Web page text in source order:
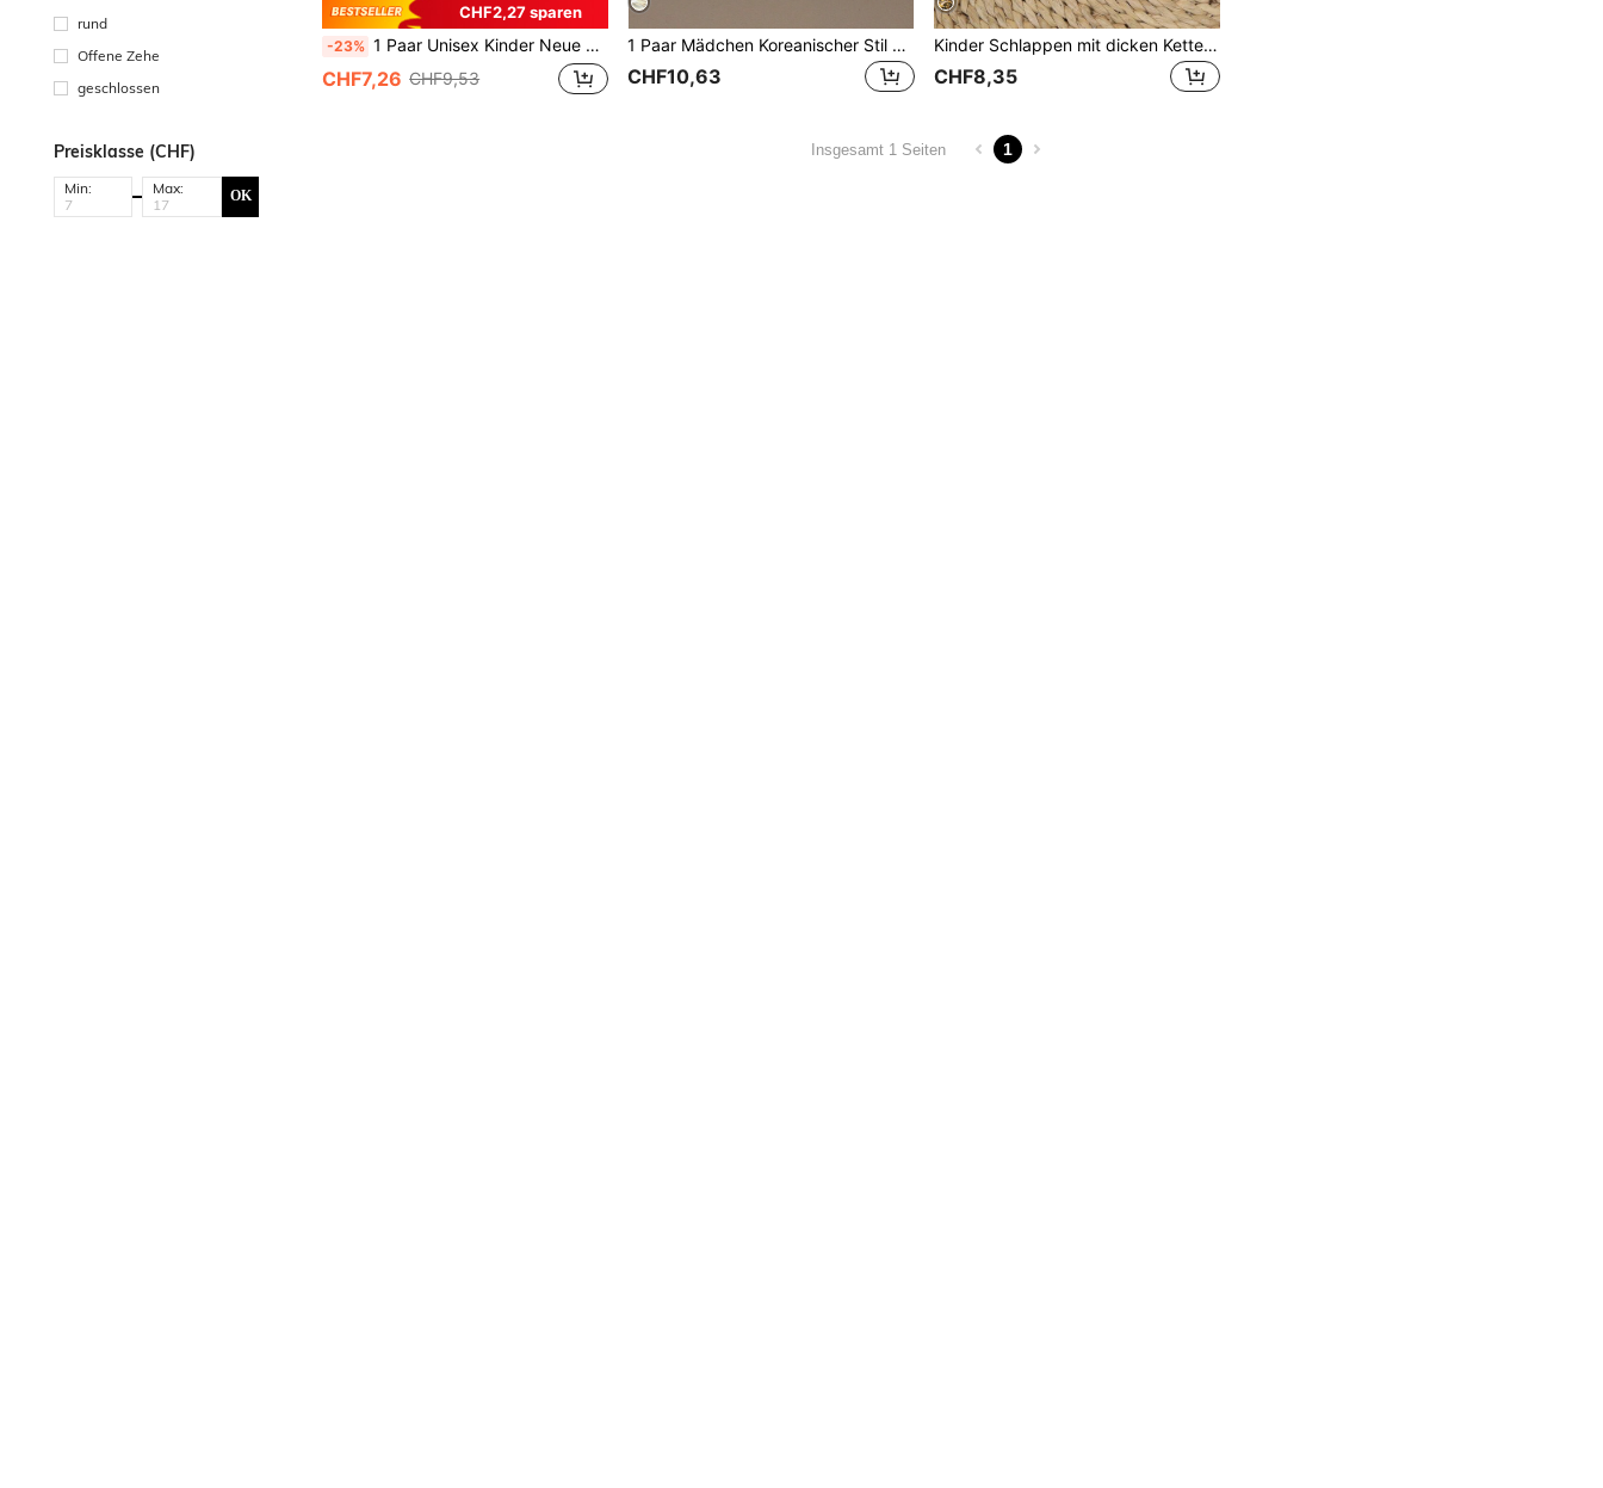
rund
Offene Zehe
geschlossen
Preisklasse (CHF)
Min: Max: OK
CHF2,27 sparen
-23% 1 Paar Unisex Kinder Neue Klettverschluss Design Flache Sandalen, vielseitig für Sommer Strand, Outdoor, Alltag, Kleinkind Schuhe
CHF7,26 CHF9,53
1 Paar Mädchen Koreanischer Stil Lässig vielseitige PU gestreifte Römersandalen, weiche Sohle, modische offene Zehenpartie, rutschfest, geeignet für Sommerurlaub am Strand, Beige
CHF10,63
Kinder Schlappen mit dicken Ketten Dekor, rutschfeste PU Weichsohlenschuhe mit quadratischer Zehenpartie, lässig vielseitig für drinnen/Outdoor, Urlaub und Strand, geeignet für Frühling/Sommer
CHF8,35
Insgesamt 1 Seiten 1